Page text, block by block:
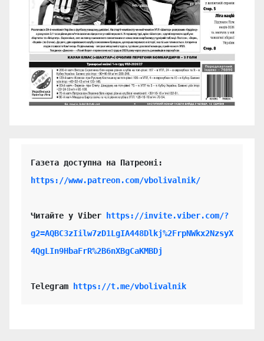
https://www.patreon.com/vbolivalnik/
Читайте у Viber
https://invite.viber.com/?
g2=AQBC3zIilw7zD1LgIA448Dlkj%2FrpNWkx2NzsyX
4QgLIn9HbaFrR%2B6nXBgCaKMBDj
Telegram https://t.me/vbolivalnik